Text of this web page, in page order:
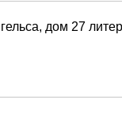
дом 27